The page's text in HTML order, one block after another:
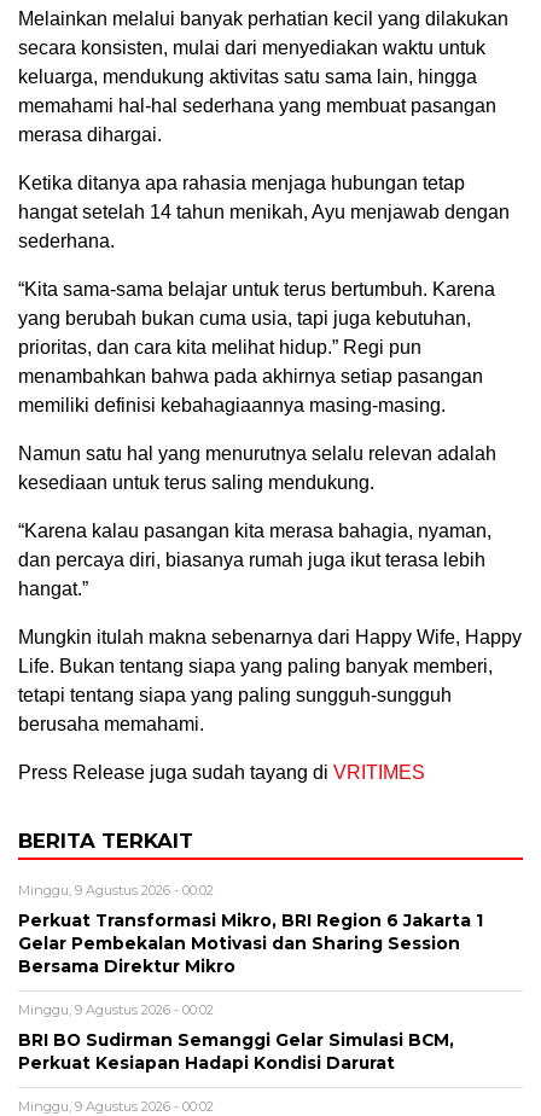
Melainkan melalui banyak perhatian kecil yang dilakukan
secara konsisten, mulai dari menyediakan waktu untuk
keluarga, mendukung aktivitas satu sama lain, hingga
memahami hal-hal sederhana yang membuat pasangan
merasa dihargai.
Ketika ditanya apa rahasia menjaga hubungan tetap
hangat setelah 14 tahun menikah, Ayu menjawab dengan
sederhana.
“Kita sama-sama belajar untuk terus bertumbuh. Karena
yang berubah bukan cuma usia, tapi juga kebutuhan,
prioritas, dan cara kita melihat hidup.” Regi pun
menambahkan bahwa pada akhirnya setiap pasangan
memiliki definisi kebahagiaannya masing-masing.
Namun satu hal yang menurutnya selalu relevan adalah
kesediaan untuk terus saling mendukung.
“Karena kalau pasangan kita merasa bahagia, nyaman,
dan percaya diri, biasanya rumah juga ikut terasa lebih
hangat.”
Mungkin itulah makna sebenarnya dari Happy Wife, Happy
Life. Bukan tentang siapa yang paling banyak memberi,
tetapi tentang siapa yang paling sungguh-sungguh
berusaha memahami.
Press Release juga sudah tayang di VRITIMES
BERITA TERKAIT
Minggu, 9 Agustus 2026 - 00:02
Perkuat Transformasi Mikro, BRI Region 6 Jakarta 1
Gelar Pembekalan Motivasi dan Sharing Session
Bersama Direktur Mikro
Minggu, 9 Agustus 2026 - 00:02
BRI BO Sudirman Semanggi Gelar Simulasi BCM,
Perkuat Kesiapan Hadapi Kondisi Darurat
Minggu, 9 Agustus 2026 - 00:02